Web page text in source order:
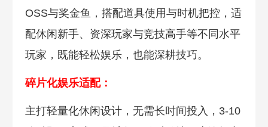
OSS与奖金鱼，搭配道具使用与时机把控，适
配休闲新手、资深玩家与竞技高手等不同水平
玩家，既能轻松娱乐，也能深耕技巧。
碎片化娱乐适配：
主打轻量化休闲设计，无需长时间投入，3-10